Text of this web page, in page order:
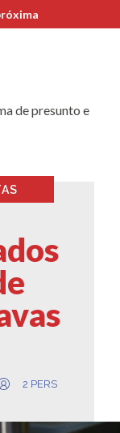
de presunto e
2 PERS